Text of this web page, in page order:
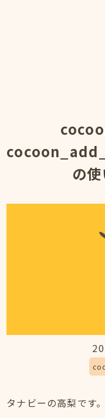
の
タナビーの高梨です。